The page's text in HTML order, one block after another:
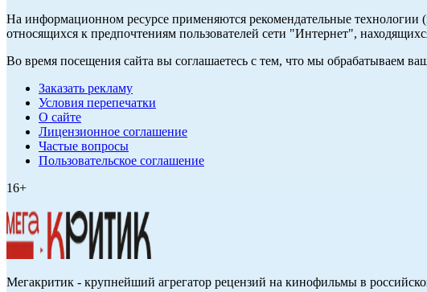
На информационном ресурсе применяются рекомендательные
относящихся к предпочтениям пользователей сети "Интернет",
Во время посещения сайта вы соглашаетесь с тем, что мы обрабатываем
Заказать рекламу
Условия перепечатки
О сайте
Лицензионное соглашение
Частые вопросы
Пользовательское соглашение
16+
Мегакритик - крупнейший агрегатор рецензий на кинофильмы в